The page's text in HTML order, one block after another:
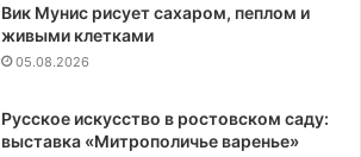
Вик Мунис рисует сахаром, пеплом и
живыми клетками
05.08.2026
Русское искусство в ростовском саду:
выставка «Митрополичье варенье»